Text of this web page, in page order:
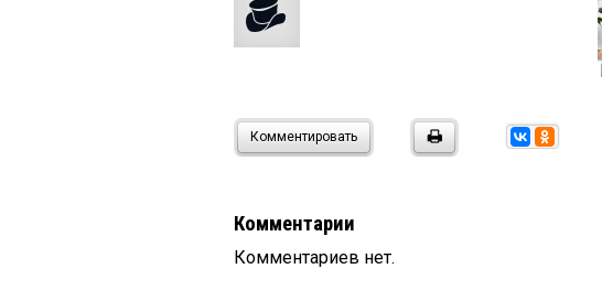
Комментировать
Комментарии
Комментариев нет.